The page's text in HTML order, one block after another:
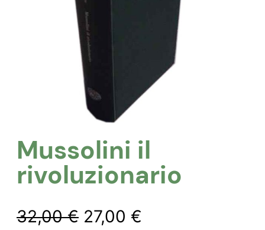
Mussolini il
rivoluzionario
32,00€ Ursprünglicher
27,00 €